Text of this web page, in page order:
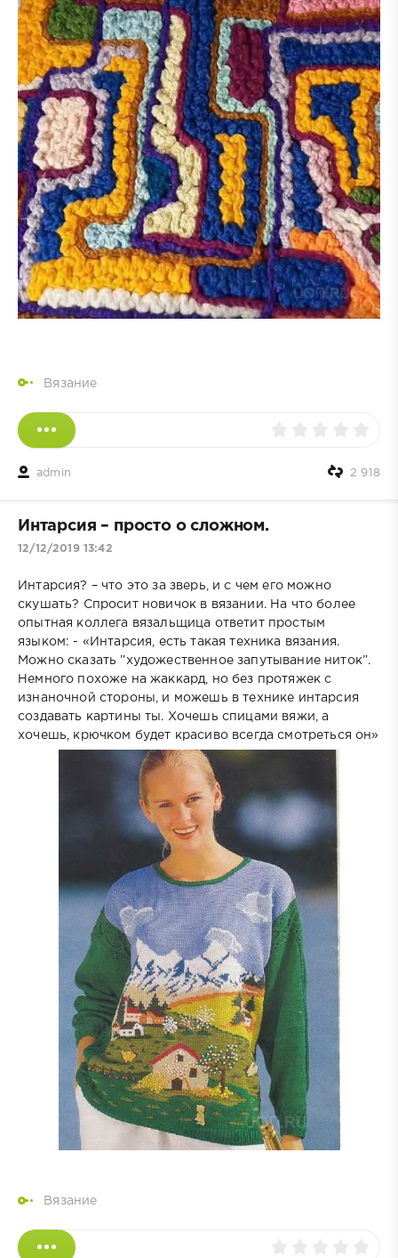
Вязание
admin 2 918
Интарсия – просто о сложном.
12/12/2019 13:42
Интарсия? – что это за зверь, и с чем его можно
скушать? Спросит новичок в вязании. На что более
опытная коллега вязальщица ответит простым
языком: - «Интарсия, есть такая техника вязания.
Можно сказать ”художественное запутывание ниток”.
Немного похоже на жаккард, но без протяжек с
изнаночной стороны, и можешь в технике интарсия
создавать картины ты. Хочешь спицами вяжи, а
хочешь, крючком будет красиво всегда смотреться он»
Вязание